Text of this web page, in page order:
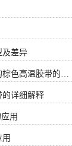
您分类介绍几种
且基本无残胶）
压敏胶或特殊配
温后干净移除。
金手指胶带）材
膜。耐温性：长期
至300°C以上。特
的选择之一。背
有机硅胶水配方
用于SMT回流
及差异
常见于生产线上的棕色高温胶带的特性及应用
的详细解释
用